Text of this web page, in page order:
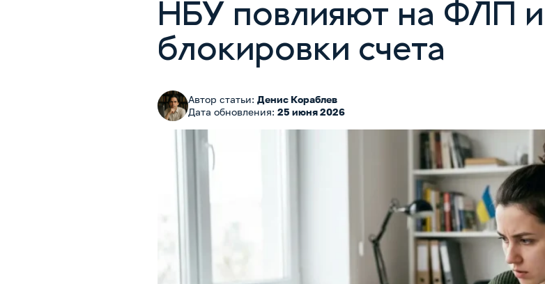
НБУ повлияют на ФЛП и
блокировки счета
Автор статьи: Денис Кораблев
Дата обновления: 25 июня 2026